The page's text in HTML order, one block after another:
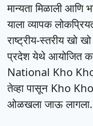
मान्यता मिळाली आणि
याला व्यापक
राष्ट्रीय-स्तरीय खो
प्रदेश येथे आयोजित
National Kho
तेव्हा पासून Kho
ओळखला जाऊ लागला.